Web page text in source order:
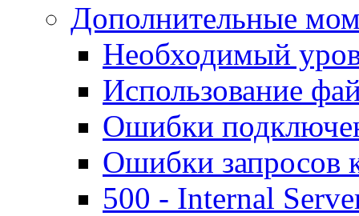
Дополнительные
Необходимый
Использование
Ошибки
Ошибки запросов
500 - Internal